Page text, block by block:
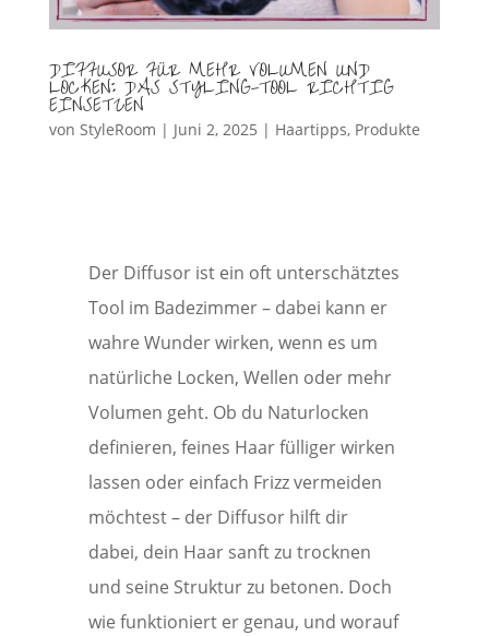
DIFFUSOR FÜR MEHR VOLUMEN UND
LOCKEN: DAS STYLING-TOOL RICHTIG
EINSETZEN
von StyleRoom | Juni 2, 2025 | Haartipps, Produkte
Der Diffusor ist ein oft unterschätztes
Tool im Badezimmer – dabei kann er
wahre Wunder wirken, wenn es um
natürliche Locken, Wellen oder mehr
Volumen geht. Ob du Naturlocken
definieren, feines Haar fülliger wirken
lassen oder einfach Frizz vermeiden
möchtest – der Diffusor hilft dir
dabei, dein Haar sanft zu trocknen
und seine Struktur zu betonen. Doch
wie funktioniert er genau, und worauf